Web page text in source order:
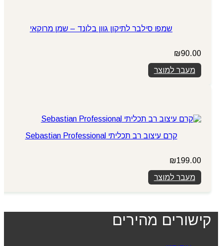
שמפו סילבר לתיקון גוון בלונד – שמן מרוקאי
₪90.00
מעבר למוצר
קרם עיצוב רב תכליתי Sebastian Professional
₪199.00
מעבר למוצר
קישורים מהירים